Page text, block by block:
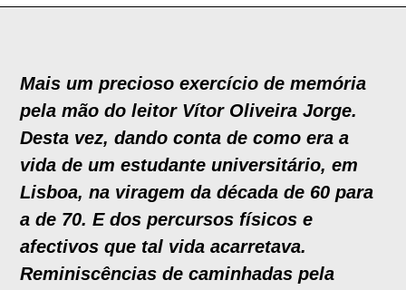
Mais um precioso exercício de memória
pela mão do leitor Vítor Oliveira Jorge.
Desta vez, dando conta de como era a
vida de um estudante universitário, em
Lisboa, na viragem da década de 60 para
a de 70. E dos percursos físicos e
afectivos que tal vida acarretava.
Reminiscências de caminhadas pela